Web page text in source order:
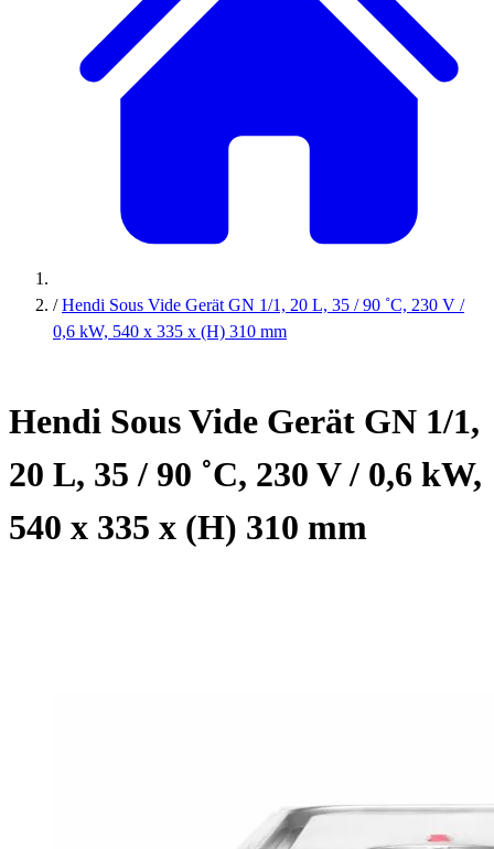
/ Hendi Sous Vide Gerät GN 1/1, 20 L, 35 / 90 ˚C, 230 V /
0,6 kW, 540 x 335 x (H) 310 mm
Hendi Sous Vide Gerät GN 1/1,
20 L, 35 / 90 ˚C, 230 V / 0,6 kW,
540 x 335 x (H) 310 mm